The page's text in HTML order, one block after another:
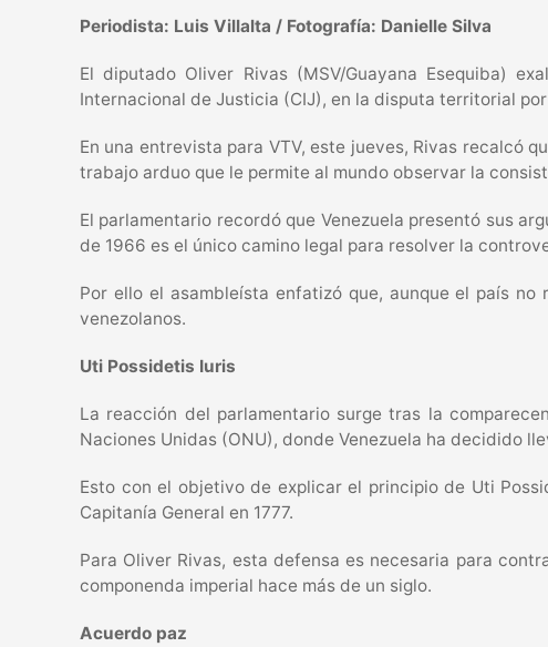
Periodista: Luis Villalta / Fotografía: Danielle Silva
El diputado Oliver Rivas (MSV/Guayana Esequiba)
Internacional de Justicia (CIJ), en la disputa territorial por
En una entrevista para VTV, este jueves, Rivas recalcó
trabajo arduo que le permite al mundo observar la
El parlamentario recordó que Venezuela presentó sus
de 1966 es el único camino legal para resolver la
Por ello el asambleísta enfatizó que, aunque el país
venezolanos.
Uti Possidetis Iuris
La reacción del parlamentario surge tras la
Naciones Unidas (ONU), donde Venezuela ha decidido
Esto con el objetivo de explicar el principio de Uti
Capitanía General en 1777.
Para Oliver Rivas, esta defensa es necesaria para
componenda imperial hace más de un siglo.
Acuerdo paz